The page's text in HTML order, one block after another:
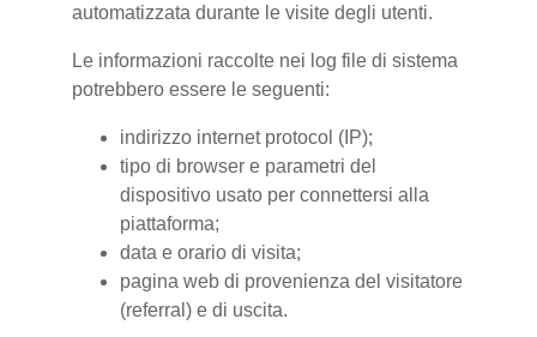
automatizzata durante le visite degli utenti.
Le informazioni raccolte nei log file di sistema
potrebbero essere le seguenti:
indirizzo internet protocol (IP);
tipo di browser e parametri del
dispositivo usato per connettersi alla
piattaforma;
data e orario di visita;
pagina web di provenienza del visitatore
(referral) e di uscita.